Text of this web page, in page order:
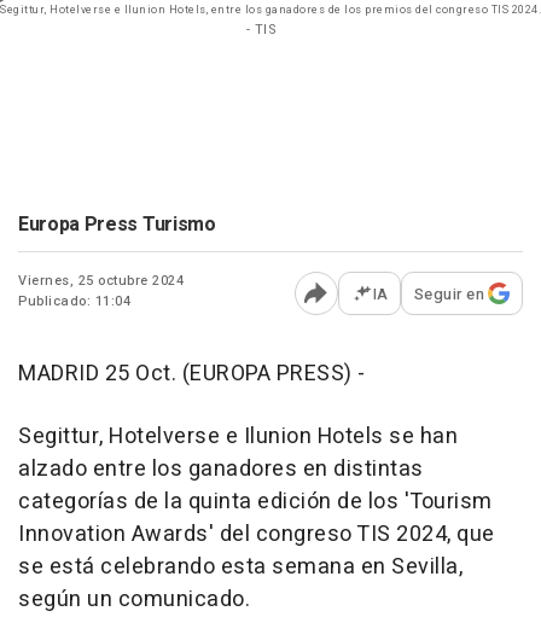
Segittur, Hotelverse e Ilunion Hotels, entre los ganadores de los premios del congreso TIS 2024.
- TIS
Europa Press Turismo
Viernes, 25 octubre 2024
Publicado: 11:04
Abrir opciones para
IA Seguir en
MADRID 25 Oct. (EUROPA PRESS) -
Segittur, Hotelverse e Ilunion Hotels se han
alzado entre los ganadores en distintas
categorías de la quinta edición de los 'Tourism
Innovation Awards' del congreso TIS 2024, que
se está celebrando esta semana en Sevilla,
según un comunicado.